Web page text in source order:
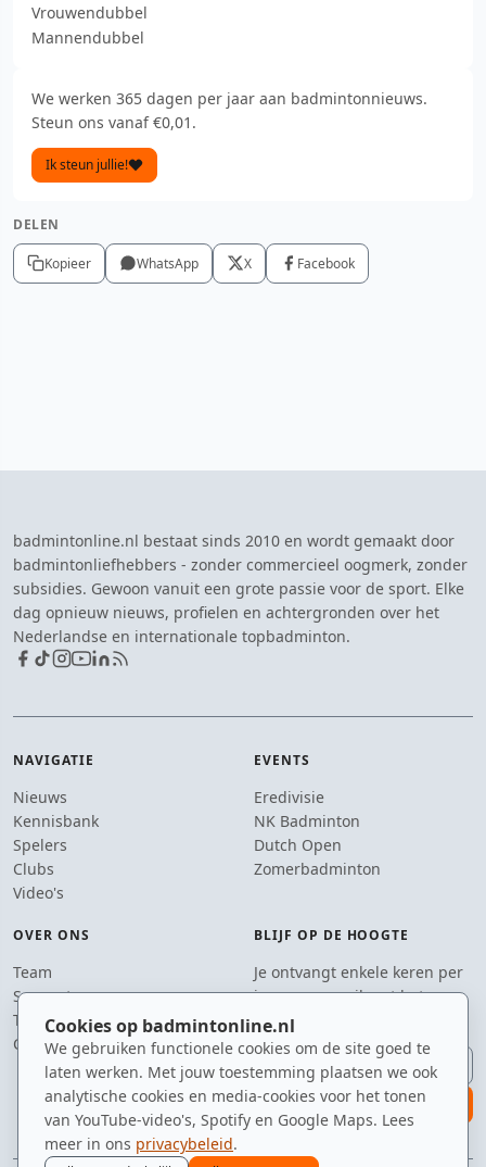
Cookies op badmintonline.nl
We gebruiken functionele cookies om de site goed te
laten werken. Met jouw toestemming plaatsen we ook
analytische cookies en media-cookies voor het tonen
van YouTube-video's, Spotify en Google Maps. Lees
meer in ons privacybeleid.
Vrouwendubbel
Mannendubbel
We werken 365 dagen per jaar aan badmintonnieuws.
Steun ons vanaf €0,01.
Ik steun jullie!
DELEN
Kopieer WhatsApp X Facebook
badmintonline.nl bestaat sinds 2010 en wordt gemaakt door
badmintonliefhebbers - zonder commercieel oogmerk, zonder
subsidies. Gewoon vanuit een grote passie voor de sport. Elke
dag opnieuw nieuws, profielen en achtergronden over het
Nederlandse en internationale topbadminton.
NAVIGATIE
Nieuws
Kennisbank
Spelers
Clubs
Video's
EVENTS
Eredivisie
NK Badminton
Dutch Open
Zomerbadminton
OVER ONS
Team
Supporters
Tip de redactie
Contact
BLIJF OP DE HOOGTE
Je ontvangt enkele keren per
jaar een e-mail met het
laatste badmintonnieuws.
E-mailadres
aanmelden